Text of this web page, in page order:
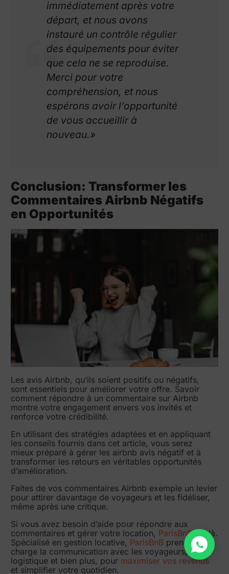
immédiatement après votre
départ, et nous avons
instauré un contrôle régulier
des équipements pour éviter
que cela ne se reproduise.
Merci pour votre
compréhension, et nous
espérons avoir l’opportunité
de vous accueillir à
nouveau.»
Conclusion: Transformer les
Commentaires Airbnb Négatifs
en Opportunités
Les avis Airbnb, qu’ils soient positifs ou négatifs,
sont essentiels pour améliorer votre offre. Savoir
comment répondre à un commentaire sur Airbnb
montre votre engagement envers vos invités et
renforce votre crédibilité.
En utilisant des stratégies adaptées et en appliquant
les conseils fournis dans cet article, vous serez
mieux préparé à gérer les airbnb avis négatif et à
transformer les retours en véritables opportunités
d’amélioration.
Faites de vos commentaires Airbnb exemple un levier
pour attirer davantage de voyageurs et les fidéliser,
même après une critique.
Si vous avez besoin d’aide pour répondre aux
commentaires et gérer votre location, ParisBnBest là.
Spécialisé en gestion locative, ParisBnB prend en
charge la communication avec les voyageurs, la
logistique et bien plus, pour maximiser vos revenus
et simplifier votre quotidien.